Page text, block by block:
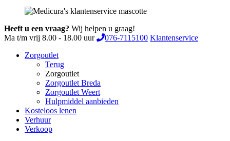
Heeft u een vraag? Wij helpen u graag!
Ma t/m vrij 8.00 - 18.00 uur
076-7115100 Klantenservice
Zorgoutlet
Terug
Zorgoutlet
Zorgoutlet Breda
Zorgoutlet Weert
Hulpmiddel aanbieden
Kosteloos lenen
Verhuur
Verkoop